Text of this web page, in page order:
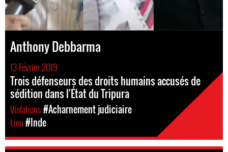
Anthony Debbarma
13 Février 2019
Trois défenseurs des droits humains accusés de
sédition dans l'État du Tripura
Violations#Acharnement judiciaire
Lieu#Inde